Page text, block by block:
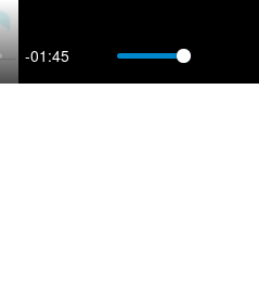
-01:45
M
P